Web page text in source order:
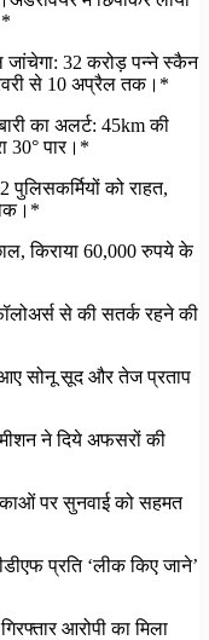
जांचेगा: 32 करोड़ पन्ने स्कैन
से 10 अप्रैल तक।*
का अलर्ट: 45km की
30° पार।*
को राहत,
किराया 60,000 रुपये के
से की सतर्क रहने की
सोनू सूद और तेज प्रताप
ने दिये अफसरों की
पर सुनवाई को सहमत
प्रति ‘लीक किए जाने’
आरोपी का मिला